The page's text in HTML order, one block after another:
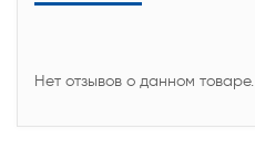
Нет отзывов о данном товаре.